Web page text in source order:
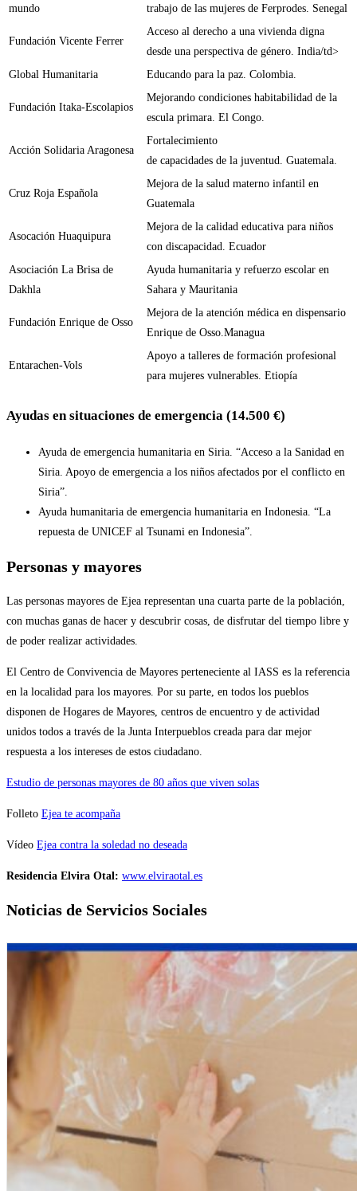
mundo
trabajo de las mujeres de Ferprodes. Senegal
Fundación Vicente Ferrer
Acceso al derecho a una vivienda digna
desde una perspectiva de género. India/td>
Global Humanitaria
Educando para la paz. Colombia.
Fundación Itaka-Escolapios
Mejorando condiciones habitabilidad de la
escula primara. El Congo.
Acción Solidaria Aragonesa
Fortalecimiento
de capacidades de la juventud. Guatemala.
Cruz Roja Española
Mejora de la salud materno infantil en
Guatemala
Asocación Huaquipura
Mejora de la calidad educativa para niños
con discapacidad. Ecuador
Asociación La Brisa de
Dakhla
Ayuda humanitaria y refuerzo escolar en
Sahara y Mauritania
Fundación Enrique de Osso
Mejora de la atención médica en dispensario
Enrique de Osso.Managua
Entarachen-Vols
Apoyo a talleres de formación profesional
para mujeres vulnerables. Etiopía
Ayudas en situaciones de emergencia (14.500 €)
Ayuda de emergencia humanitaria en Siria. “Acceso a la Sanidad en
Siria. Apoyo de emergencia a los niños afectados por el conflicto en
Siria”.
Ayuda humanitaria de emergencia humanitaria en Indonesia. “La
repuesta de UNICEF al Tsunami en Indonesia”.
Personas y mayores
Las personas mayores de Ejea representan una cuarta parte de la población,
con muchas ganas de hacer y descubrir cosas, de disfrutar del tiempo libre y
de poder realizar actividades.
El Centro de Convivencia de Mayores perteneciente al IASS es la referencia
en la localidad para los mayores. Por su parte, en todos los pueblos
disponen de Hogares de Mayores, centros de encuentro y de actividad
unidos todos a través de la Junta Interpueblos creada para dar mejor
respuesta a los intereses de estos ciudadano.
Estudio de personas mayores de 80 años que viven solas
Folleto Ejea te acompaña
Vídeo Ejea contra la soledad no deseada
Residencia Elvira Otal: www.elviraotal.es
Noticias de Servicios Sociales